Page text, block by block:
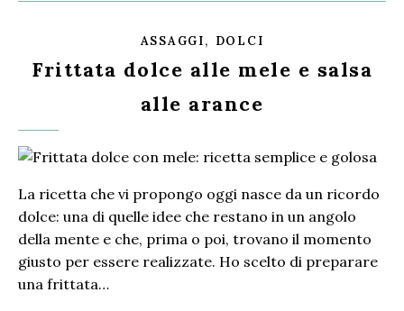
ASSAGGI, DOLCI
Frittata dolce alle mele e salsa
alle arance
La ricetta che vi propongo oggi nasce da un ricordo
dolce: una di quelle idee che restano in un angolo
della mente e che, prima o poi, trovano il momento
giusto per essere realizzate. Ho scelto di preparare
una frittata…